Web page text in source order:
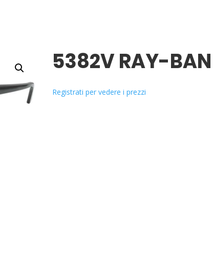
5382V RAY-BAN
Registrati per vedere i prezzi